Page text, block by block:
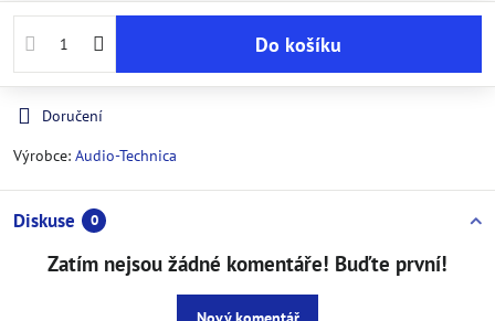
Do košíku
Doručení
Výrobce: Audio-Technica
Diskuse 0
Zatím nejsou žádné komentáře! Buďte první!